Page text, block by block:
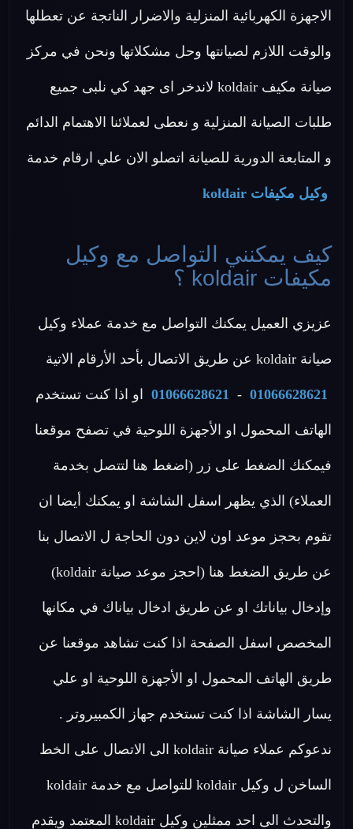
الاجهزة الكهربائية المنزلية والاضرار الناتجة عن تعطلها
والوقت اللازم لصيانتها وحل مشكلاتها ونحن في مركز
صيانة مكيف koldair لاندخر اى جهد كي نلبى جميع
طلبات الصيانة المنزلية و نعطى لعملائنا الاهتمام الدائم
و المتابعة الدورية للصيانة اتصلو الان علي ارقام خدمة
وكيل مكيفات koldair
كيف يمكنني التواصل مع وكيل
مكيفات koldair ؟
عزيزي العميل يمكنك التواصل مع خدمة عملاء وكيل
صيانة koldair عن طريق الاتصال بأحد الأرقام الاتية
01066628621
-
01066628621 او اذا كنت تستخدم
الهاتف المحمول او الأجهزة اللوحية في تصفح موقعنا
فيمكنك الضغط على زر (اضغط هنا لتتصل بخدمة
العملاء) الذي يظهر اسفل الشاشة او يمكنك أيضا ان
تقوم بحجز موعد اون لاين دون الحاجة ل الاتصال بنا
عن طريق الضغط هنا (احجز موعد صيانة koldair)
وإدخال بياناتك او عن طريق ادخال بياناك في مكانها
المخصص اسفل الصفحة اذا كنت تشاهد موقعنا عن
طريق الهاتف المحمول او الأجهزة اللوحية او علي
يسار الشاشة اذا كنت تستخدم جهاز الكمبيروتر .
ندعوكم عملاء صيانة koldair الى الاتصال على الخط
الساخن ل وكيل koldair للتواصل مع خدمة koldair
والتحدث الى احد ممثلين وكيل koldair المعتمد ويقدم